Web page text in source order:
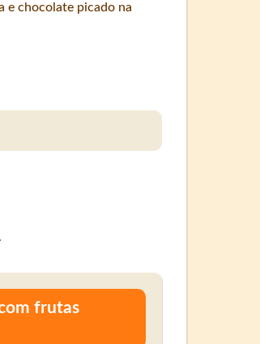
e chocolate picado na
frutas